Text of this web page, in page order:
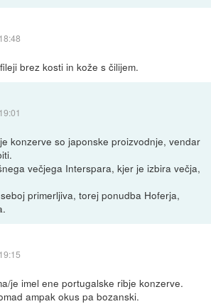
brez kosti in kože s čilijem.
konzerve so japonske proizvodnje, vendar
večjega Interspara, kjer je izbira večja,
primerljiva, torej ponudba Hoferja,
je imel ene portugalske ribje konzerve.
ampak okus pa bozanski.